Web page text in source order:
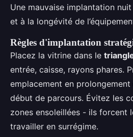
Une mauvaise implantation
et à la longévité de
Règles d'implantation
Placez la vitrine dans le
entrée, caisse, rayons phares.
emplacement en
début de parcours. Évitez les
zones ensoleillées - ils forcent
travailler en surrégime.